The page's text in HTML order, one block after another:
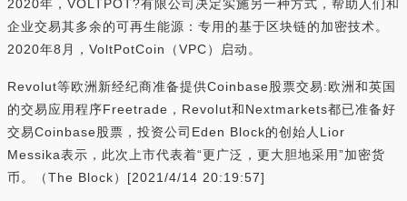
2020年，VOLTPOT?有限公司决定实施另一种方式，帮助人们和
企业交易其多余的可再生能源：专用的基于区块链的加密技术。
2020年8月，VoltPotCoin（VPC）启动。
Revolut等欧洲新经纪商准备提供Coinbase股票交易:欧洲和英国
的交易应用程序Freetrade，Revolut和Nextmarkets都已准备好
交易Coinbase股票，投资公司Eden Block的创始人Lior
Messika表示，此次上市代表着“更广泛，更大胆地采用”加密货
币。（The Block）[2021/4/14 20:19:57]